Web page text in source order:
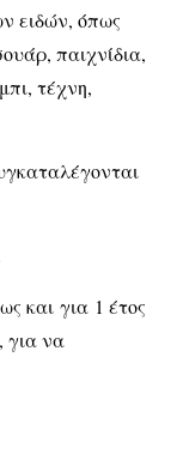
ειδών, όπως
παιχνίδια,
τέχνη,
και για 1 έτος
για να